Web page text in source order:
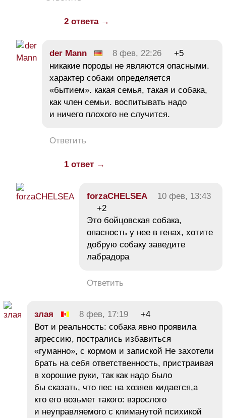
2 ответа →
der Mann 8 фев, 22:26
+5
никакие породы не являются опасными.
характер собаки определяется
«бытием». какая семья, такая и собака,
как член семьи. воспитывать надо
и ничего плохого не случится.
Ответить
1 ответ →
forzaCHELSEA
10 фев, 13:43
+2
Это бойцовская собака,
опасность у нее в генах, хотите
добрую собаку заведите
лабрадора
Ответить
злая 8 фев, 17:19
+4
Вот и реальность: собака явно проявила
агрессию, пострались избавиться
«гуманно», с кормом и запиской Не захотели
брать на себя ответственность, пристраивая
в хорошие руки, так как надо было
бы сказать, что пес на хозяев кидается,а
кто его возьмет такого: взрослого
и неуправляемого с климанутой психикой